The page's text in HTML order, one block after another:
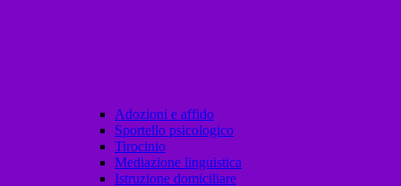
Adozioni e affido
Sportello psicologico
Tirocinio
Mediazione linguistica
Istruzione domiciliare